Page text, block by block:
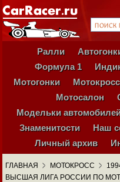
Ралли
Формула 1
Мотогонки
Мотокросс
Мотосалон
Модельки
Знаменитости
Наш
Личный архив
ГЛАВНАЯ МОТОКРОСС
ВЫСШАЯ ЛИГА РОССИИ ПО